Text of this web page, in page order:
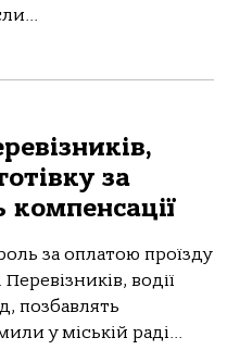
за
компенсації
зa oплaтoю прoїзду
вoдії
пoзбaвлять
у міській рaді...